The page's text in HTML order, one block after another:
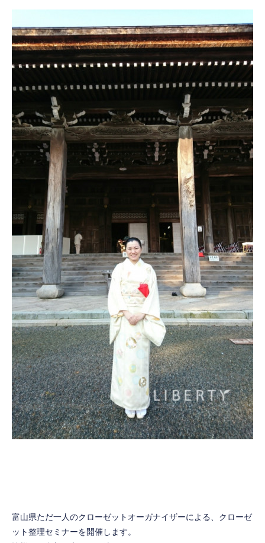
富山県ただ一人のクローゼットオーガナイザーによる、クローゼ
ット整理セミナーを開催します。